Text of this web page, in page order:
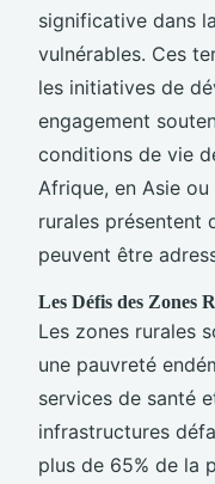
significative dans
vulnérables. Ces
les initiatives de
engagement
conditions de vie
Afrique, en Asie
rurales présentent
peuvent être
Les Défis des Zones
Les zones rurales
une pauvreté
services de santé
infrastructures
plus de 65% de la